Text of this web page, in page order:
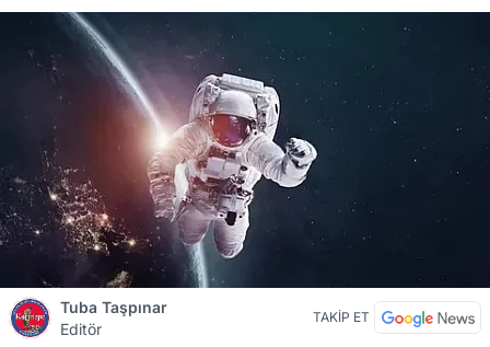
Tuba Taşpınar
Editör
TAKİP ET